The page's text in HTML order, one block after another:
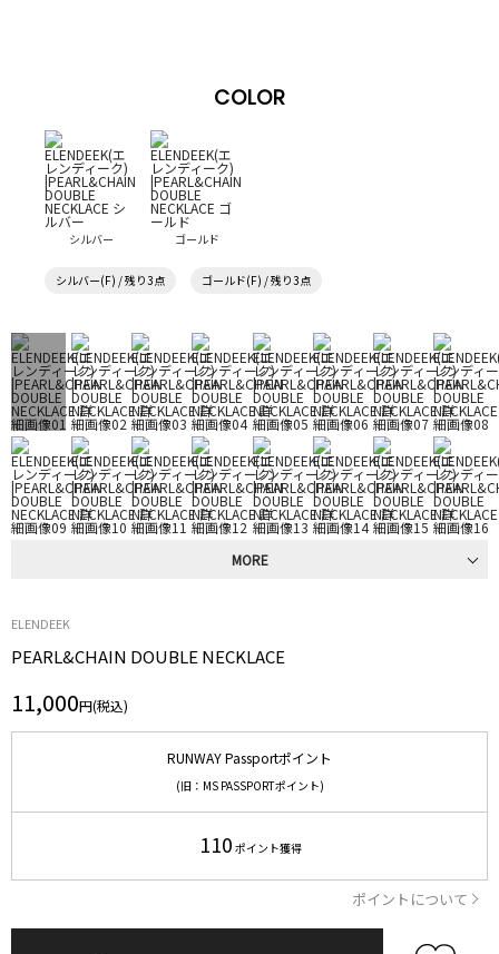
COLOR
シルバー ゴールド
シルバー(F) / 残り3点 ゴールド(F) / 残り3点
MORE
ELENDEEK
PEARL&CHAIN DOUBLE NECKLACE
11,000円(税込)
RUNWAY Passportポイント
(旧：MS PASSPORTポイント)
110 ポイント獲得
ポイントについて